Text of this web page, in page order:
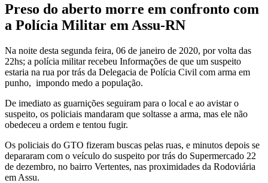
Preso do aberto morre em confronto com
a Polícia Militar em Assu-RN
Na noite desta segunda feira, 06 de janeiro de 2020, por volta das
22hs; a polícia militar recebeu Informações de que um suspeito
estaria na rua por trás da Delegacia de Polícia Civil com arma em
punho, impondo medo a população.
De imediato as guarnições seguiram para o local e ao avistar o
suspeito, os policiais mandaram que soltasse a arma, mas ele não
obedeceu a ordem e tentou fugir.
Os policiais do GTO fizeram buscas pelas ruas, e minutos depois se
depararam com o veículo do suspeito por trás do Supermercado 22
de dezembro, no bairro Vertentes, nas proximidades da Rodoviária
em Assu.